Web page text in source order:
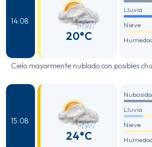
14.08
20°C
Lluvia
Nieve
Cielo mayormente nublado con posibles
15.08
24°C
Lluvia
Nieve